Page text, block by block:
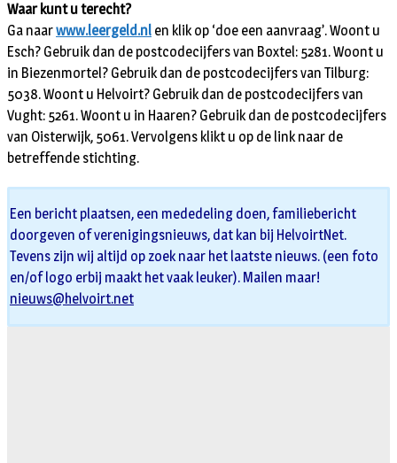
Waar kunt u terecht?
Ga naarwww.leergeld.nl en klik op ‘doe een aanvraag’. Woont u
Esch? Gebruik dan de postcodecijfers van Boxtel: 5281. Woont u
in Biezenmortel? Gebruik dan de postcodecijfers van Tilburg:
5038. Woont u Helvoirt? Gebruik dan de postcodecijfers van
Vught: 5261. Woont u in Haaren? Gebruik dan de postcodecijfers
van Oisterwijk, 5061. Vervolgens klikt u op de link naar de
betreffende stichting.
Een bericht plaatsen, een mededeling doen, familiebericht
doorgeven of verenigingsnieuws, dat kan bij HelvoirtNet.
Tevens zijn wij altijd op zoek naar het laatste nieuws. (een foto
en/of logo erbij maakt het vaak leuker). Mailen maar!
nieuws@helvoirt.net